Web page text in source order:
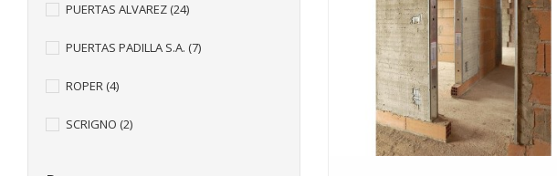
PUERTAS ALVAREZ (24)
PUERTAS PADILLA S.A. (7)
ROPER (4)
SCRIGNO (2)